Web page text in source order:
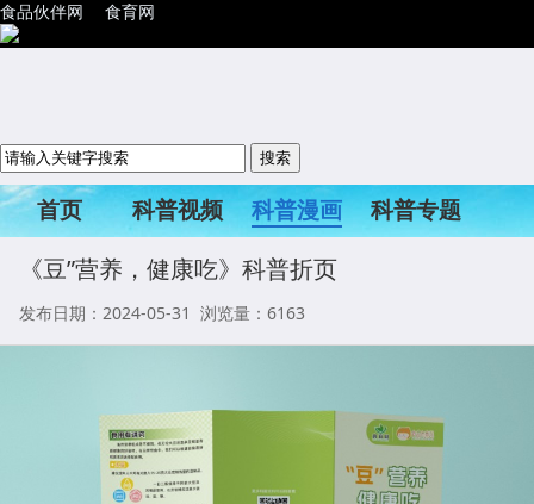
食品伙伴网 食育网
首页 科普视频 科普漫画
科普专题
科普活动
《豆”营养，健康吃》科普折页
发布日期：2024-05-31 浏览量： 6163